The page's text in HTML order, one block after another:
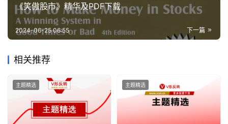
《笑傲股市》精华及PDF下载
下一篇
2024-06-25 06:55
相关推荐
主题精选 主题精选